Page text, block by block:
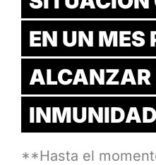
EN UN MES
ALCANZAR
**Hasta el